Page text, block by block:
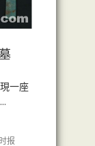
墓
一座
报